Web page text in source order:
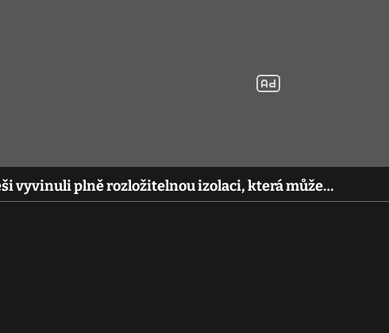
vyvinuli plně rozložitelnou izolaci, která může…